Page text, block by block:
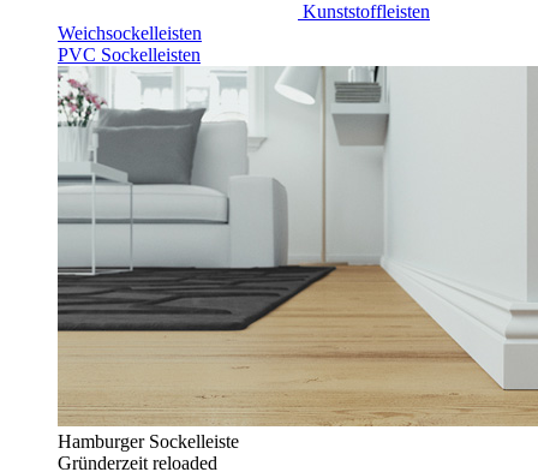
Kunststoffleisten
Weichsockelleisten
PVC Sockelleisten
Hamburger Sockelleiste
Gründerzeit reloaded